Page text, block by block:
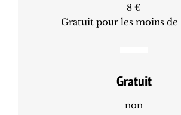
8 €
Gratuit pour les moins de
Gratuit
non